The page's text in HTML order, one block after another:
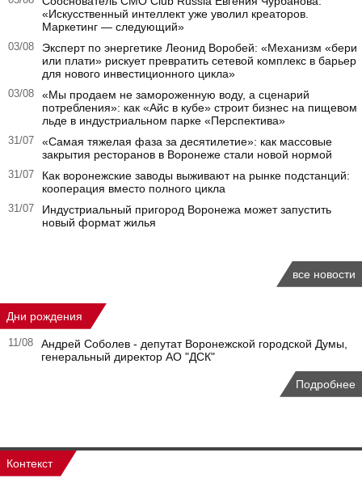
«Искусственный интеллект уже уволил креаторов.
Маркетинг — следующий»
03/08
Эксперт по энергетике Леонид Воробей: «Механизм «бери
или плати» рискует превратить сетевой комплекс в барьер
для нового инвестиционного цикла»
03/08
«Мы продаем не замороженную воду, а сценарий
потребления»: как «Айс в кубе» строит бизнес на пищевом
льде в индустриальном парке «Перспектива»
31/07
«Самая тяжелая фаза за десятилетие»: как массовые
закрытия ресторанов в Воронеже стали новой нормой
31/07
Как воронежские заводы выживают на рынке подстанций:
кооперация вместо полного цикла
31/07
Индустриальный пригород Воронежа может запустить
новый формат жилья
все новости
Дни рождения
11/08
Андрей Соболев - депутат Воронежской городской Думы,
генеральный директор АО "ДСК"
Подробнее
Контекст